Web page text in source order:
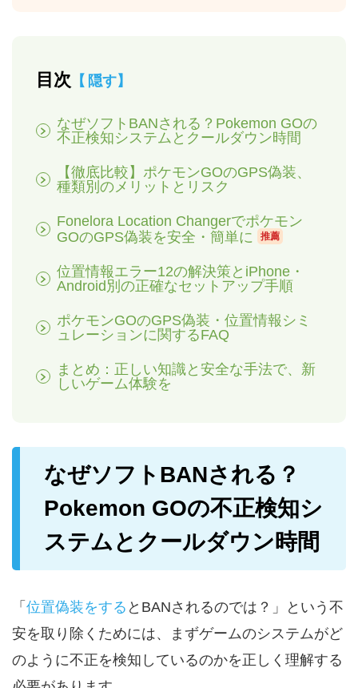
目次 隠す
なぜソフトBANされる？Pokemon GOの
不正検知システムとクールダウン時間
【徹底比較】ポケモンGOのGPS偽装、
種類別のメリットとリスク
Fonelora Location Changerでポケモン
GOのGPS偽装を安全・簡単に
推薦
位置情報エラー12の解決策とiPhone・
Android別の正確なセットアップ手順
ポケモンGOのGPS偽装・位置情報シミ
ュレーションに関するFAQ
まとめ：正しい知識と安全な手法で、新
しいゲーム体験を
なぜソフトBANされる？
Pokemon GOの不正検知シ
ステムとクールダウン時間
「 位置偽装をする とBANされるのでは？」という不
安を取り除くためには、まずゲームのシステムがど
のように不正を検知しているのかを正しく理解する